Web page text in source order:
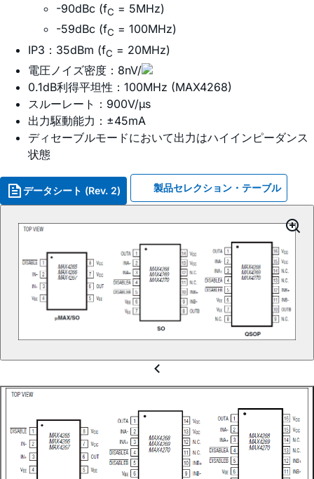
-90dBc (fC = 5MHz)
-59dBc (fC = 100MHz)
IP3：35dBm (fC = 20MHz)
電圧ノイズ密度：8nV/
0.1dB利得平坦性：100MHz (MAX4268)
スルーレート：900V/µs
出力駆動能力：±45mA
ディセーブルモードにおいて出力はハイインピーダンス
状態
データシート (Rev. 2) 製品セレクション・テーブル